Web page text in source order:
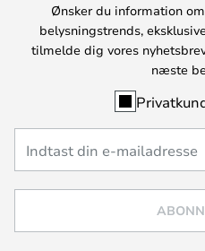
Ønsker du information
belysningstrends,
tilmelde dig vores
næste